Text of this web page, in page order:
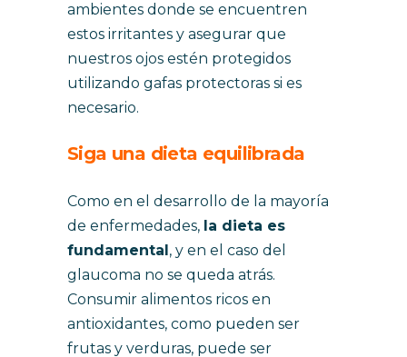
ambientes donde se encuentren
estos irritantes y asegurar que
nuestros ojos estén protegidos
utilizando gafas protectoras si es
necesario.
Siga una dieta equilibrada
Como en el desarrollo de la mayoría
de enfermedades, la dieta es
fundamental , y en el caso del
glaucoma no se queda atrás.
Consumir alimentos ricos en
antioxidantes, como pueden ser
frutas y verduras, puede ser